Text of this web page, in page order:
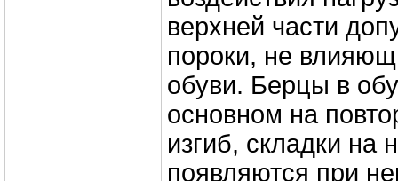
верхней части
пороки, не
обуви. Берцы в
основном на
изгиб, складки на
появляются при